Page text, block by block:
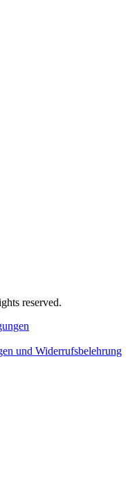
reserved.
und Widerrufsbelehrung